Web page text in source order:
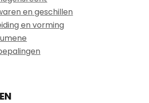
en geschillen
en vorming